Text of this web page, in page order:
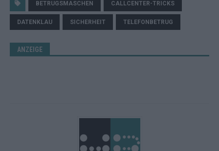
BETRUGSMASCHEN CALLCENTER-TRICKS
DATENKLAU SICHERHEIT TELEFONBETRUG
ANZEIGE